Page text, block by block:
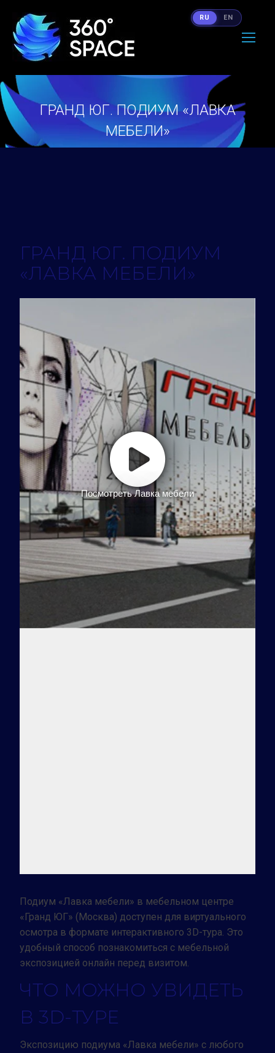
ГРАНД ЮГ. ПОДИУМ «ЛАВКА
МЕБЕЛИ»
Вы здесь:
ГРАНД ЮГ. ПОДИУМ
«ЛАВКА МЕБЕЛИ»
Посмотреть Лавка мебели
Заказать тур
Подиум «Лавка мебели» в мебельном центре
«Гранд ЮГ» (Москва) доступен для виртуального
осмотра в формате интерактивного 3D-тура. Это
удобный способ познакомиться с мебельной
экспозицией онлайн перед визитом.
ЧТО МОЖНО УВИДЕТЬ
В 3D-ТУРЕ
Экспозицию подиума «Лавка мебели» с любого
RU EN